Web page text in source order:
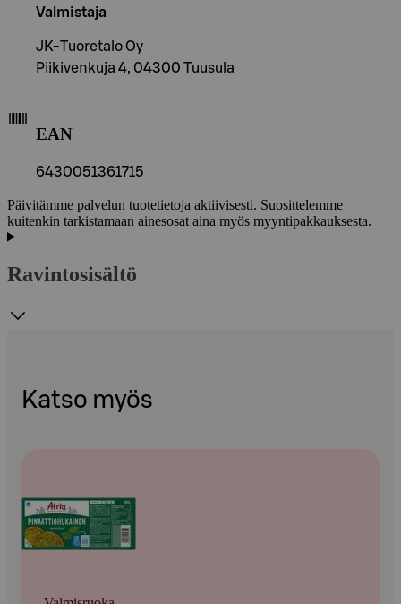
Valmistaja
JK-Tuoretalo Oy
Piikivenkuja 4, 04300 Tuusula
EAN
6430051361715
Päivitämme palvelun tuotetietoja aktiivisesti. Suosittelemme
kuitenkin tarkistamaan ainesosat aina myös myyntipakkauksesta.
Ravintosisältö
Katso myös